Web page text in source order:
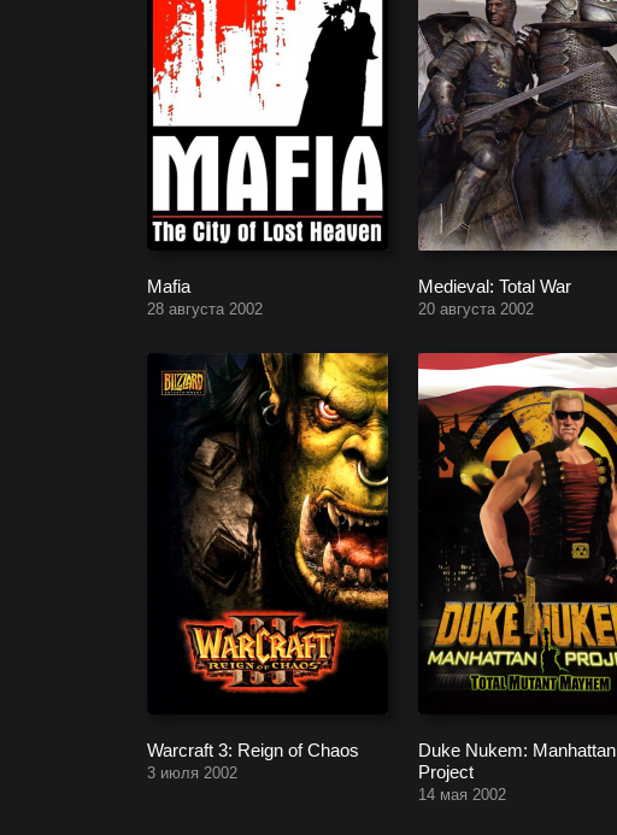
Mafia
28 августа 2002
Medieval: Total War
20 августа 2002
Warcraft 3: Reign of Chaos
3 июля 2002
Duke Nukem: Manhattan
Project
14 мая 2002